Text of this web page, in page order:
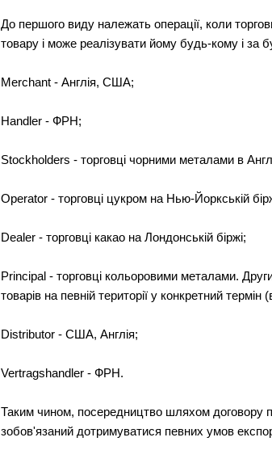
До першого виду належать операції, коли
товару і може реалізувати йому будь-кому і за
Merchant - Англія, США;
Handler - ФРН;
Stockholders - торговці чорними металами в
Operator - торговці цукром на Нью-Йоркській
Dealer - торговці какао на Лондонській біржі;
Principal - торговці кольоровими металами.
товарів на певній території у конкретний
Distributor - США, Англія;
Vertragshandler - ФРН.
Таким чином, посередництво шляхом договору
зобов'язаний дотримуватися певних умов